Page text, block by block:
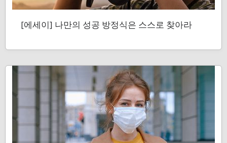
[에세이] 나만의 성공 방정식은 스스로 찾아라